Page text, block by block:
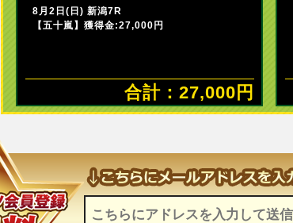
8月2日(日) 新潟7R
【五十嵐】獲得金:27,000円
合計：27,000円